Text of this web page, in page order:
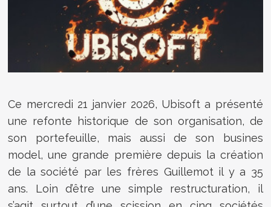
Ce mercredi 21 janvier 2026, Ubisoft a présenté
une refonte historique de son organisation, de
son portefeuille, mais aussi de son busines
model, une grande première depuis la création
de la société par les frères Guillemot il y a 35
ans. Loin d’être une simple restructuration, il